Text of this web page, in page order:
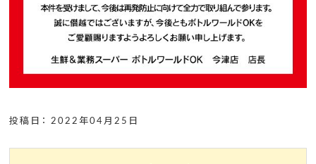
投稿日： 2022年04月25日